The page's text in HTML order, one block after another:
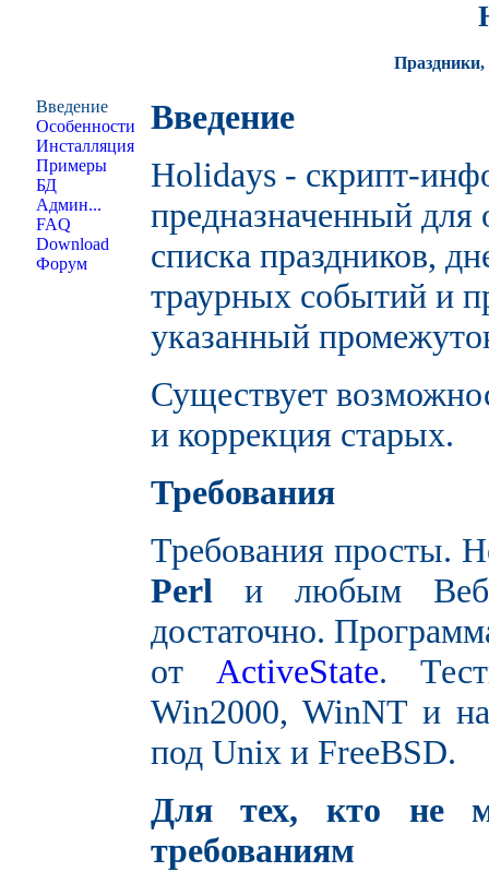
Введение
Особенности
Инсталляция
Примеры
БД
Админ...
FAQ
Download
Форум
Введение
Holidays - скрипт-
предназначенный для
списка праздников,
траурных событий и
указанный
Существует
и коррекция старых.
Требования
Требования просты.
Perlи любым Веб
достаточно.
от ActiveState.
Win2000, WinNT и
под Unix и FreeBSD.
Для тех, кто не
требованиям